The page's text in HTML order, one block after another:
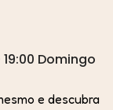
Domingo
e descubra